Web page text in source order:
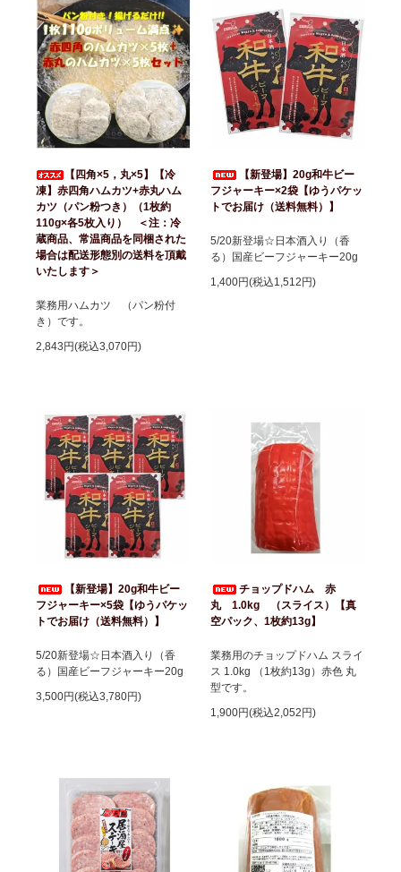
【四角×5，丸×5】【冷
凍】赤四角ハムカツ+赤丸ハム
カツ（パン粉つき）（1枚約
110g×各5枚入り） ＜注：冷
蔵商品、常温商品を同梱された
場合は配送形態別の送料を頂戴
いたします＞
業務用ハムカツ （パン粉付
き）です。
2,843円(税込3,070円)
【新登場】20g和牛ビー
フジャーキー×2袋【ゆうパケッ
トでお届け（送料無料）】
5/20新登場☆日本酒入り（香
る）国産ビーフジャーキー20g
1,400円(税込1,512円)
【新登場】20g和牛ビー
フジャーキー×5袋【ゆうパケッ
トでお届け（送料無料）】
5/20新登場☆日本酒入り（香
る）国産ビーフジャーキー20g
3,500円(税込3,780円)
チョップドハム 赤
丸 1.0kg （スライス）【真
空パック、1枚約13g】
業務用のチョップドハム スライ
ス 1.0kg （1枚約13g）赤色 丸
型です。
1,900円(税込2,052円)